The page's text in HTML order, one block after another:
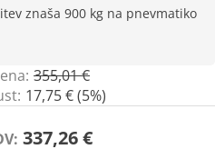
znaša 900 kg na pnevmatiko
355,01 €
17,75 € (5%)
337,26 €